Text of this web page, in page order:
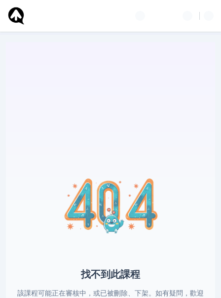
找不到此課程
該課程可能正在審核中，或已被刪除、下架。如有疑問，歡迎